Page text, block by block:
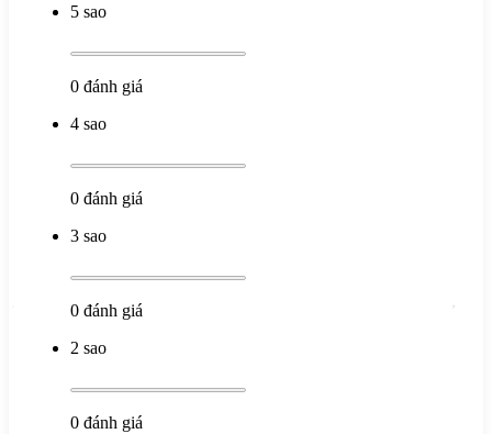
5 sao
0 đánh giá
4 sao
0 đánh giá
3 sao
0 đánh giá
2 sao
0 đánh giá